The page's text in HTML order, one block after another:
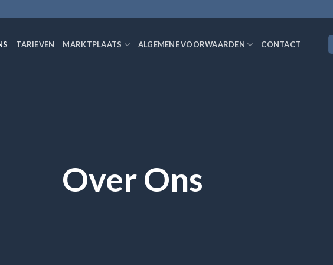
TARIEVEN MARKTPLAATS ALGEMENE VOORWAARDEN CONTACT
Over Ons